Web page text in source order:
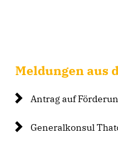
Meldungen aus
Antrag auf
Generalkonsul